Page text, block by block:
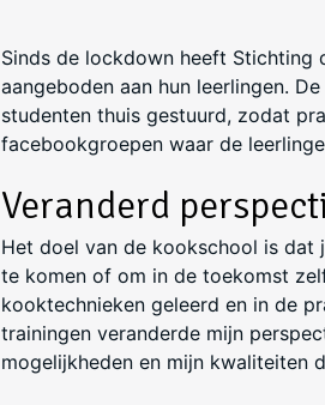
Sinds de lockdown heeft Stichting
aangeboden aan hun leerlingen.
studenten thuis gestuurd, zodat
facebookgroepen waar de
Veranderd
Het doel van de kookschool is dat
te komen of om in de toekomst
kooktechnieken geleerd en in de
trainingen veranderde mijn
mogelijkheden en mijn kwaliteiten